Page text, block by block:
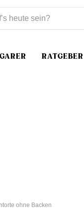
RATGEBER
ohne Backen